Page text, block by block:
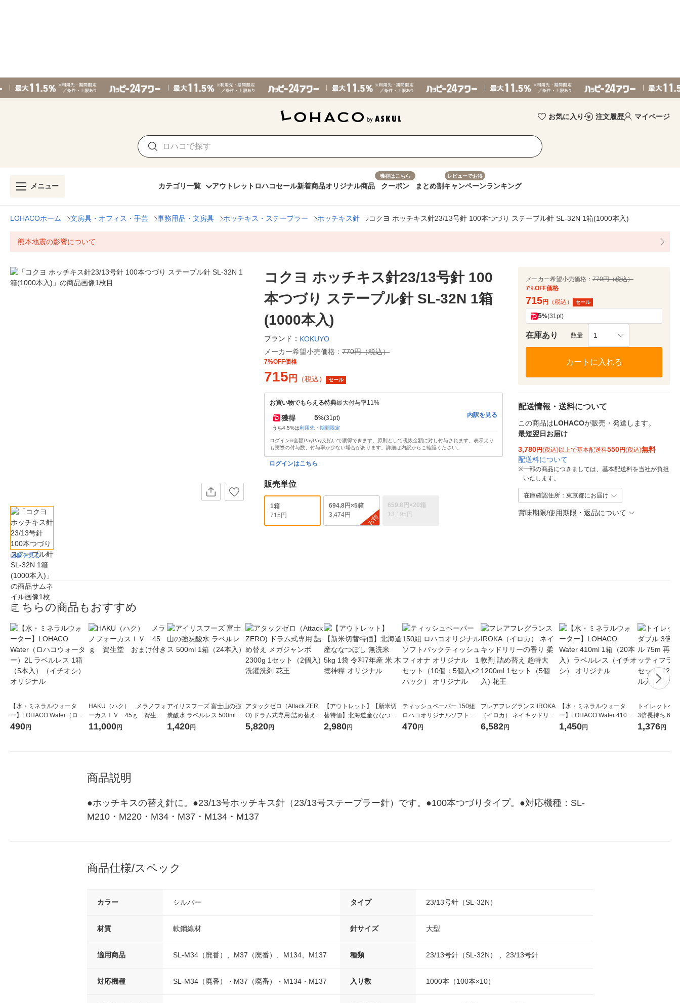
お気に入り 注文履歴 マイページ
メニュー カテゴリ一覧 アウトレット ロハコセール新着商品オリジナル商品
獲得はこちら
クーポン まとめ割
レビューでお得
キャンペーンランキング
LOHACOホーム 文房具・オフィス・手芸 事務用品・文房具 ホッチキス・ステープラー ホッチキス針 コクヨ ホッチキス針23/13号針 100本つづり ステープル針 SL-32N 1箱(1000本入)
熊本地震の影響について
画像を見る
コクヨ ホッチキス針23/13号針 100
本つづり ステープル針 SL-32N 1箱
(1000本入)
ブランド： KOKUYO
メーカー希望小売価格： 770円（税込）
7%OFF価格
715 円 （税込） セール
お買い物でもらえる特典最大付与率11%
獲得 5%(31pt)
うち4.5%は利用先・期間限定
内訳を見る
ログイン&全額PayPay支払いで獲得できます。原則として税抜金額に対し付与されます。表示より
も実際の付与数、付与率が少ない場合があります。詳細は内訳からご確認ください。
ログインはこちら
販売単位
1箱
715円
694.8円×5箱
3,474円
お得
659.8円×20箱
13,195円
メーカー希望小売価格： 770円（税込）
7%OFF価格
715円 （税込） セール
5%(31pt)
在庫あり 数量 1
カートに入れる
配送情報・送料について
この商品はLOHACOが販売・発送します。
最短翌日お届け
3,780円(税込)以上で基本配送料550円(税込)無料
配送料について
※一部の商品につきましては、基本配送料を当社が負担
いたします。
在庫確認住所：東京都にお届け
賞味期限/使用期限・返品について
こちらの商品もおすすめ
【水・ミネラルウォータ
ー】LOHACO Water（ロハ
コウォーター）2L ラベルレ
490円
HAKU（ハク） メラノフォ
ーカスＩＶ 45ｇ 資生
堂 おまけ付き
11,000円
アイリスフーズ 富士山の強
炭酸水 ラベルレス 500ml 1
箱（24本入）
1,420円
アタックゼロ（Attack ZER
O) ドラム式専用 詰め替え メ
ガジャンボ 2300g 1セット
5,820円
【アウトレット】【新米切
替特価】北海道産ななつぼ
し 無洗米 5kg 1袋 令和7年産
2,980円
ティッシュペーパー 150組
ロハコオリジナルソフトパ
ックティッシュ フィオナ オ
470円
フレアフレグランス IROKA
（イロカ） ネイキッドリリ
ーの香り 柔軟剤 詰め替え 超
6,582円
【水・ミネラルウォータ
ー】LOHACO Water 410ml
1箱（20本入）ラベルレス
1,450円
トイレットペ
3倍長持ち 6ロール
紙配合 スコッ
1,376円
商品説明
●ホッチキスの替え針に。●23/13号ホッチキス針（23/13号ステープラー針）です。●100本つづりタイプ。●対応機種：SL-
M210・M220・M34・M37・M134・M137
商品仕様/スペック
カラー シルバー タイプ 23/13号針（SL-32N）
材質 軟鋼線材 針サイズ 大型
適用商品 SL-M34（廃番）、M37（廃番）、M134、M137 種類 23/13号針（SL-32N） 、23/13号針
対応機種 SL-M34（廃番）・M37（廃番）・M134・M137 入り数 1000本（100本×10）